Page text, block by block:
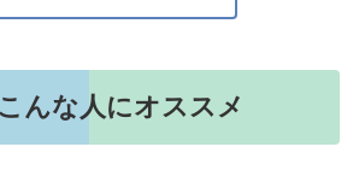
んな人にオススメ